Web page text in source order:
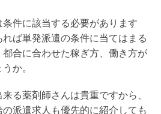
件に該当する必要があります
ば単発派遣の条件に当てはまる
合に合わせた稼ぎ方、働き方が
か。
る薬剤師さんは貴重ですから、
派遣求人も優先的に紹介しても